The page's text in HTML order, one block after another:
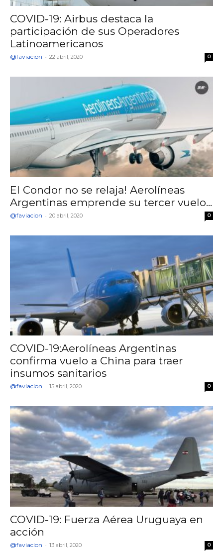
COVID-19: Airbus destaca la
participación de sus Operadores
Latinoamericanos
@faviacion - 22 abril, 2020 0
El Condor no se relaja! Aerolíneas
Argentinas emprende su tercer vuelo...
@faviacion - 20 abril, 2020 0
COVID-19:Aerolíneas Argentinas
confirma vuelo a China para traer
insumos sanitarios
@faviacion - 15 abril, 2020 0
COVID-19: Fuerza Aérea Uruguaya en
acción
@faviacion - 13 abril, 2020 0